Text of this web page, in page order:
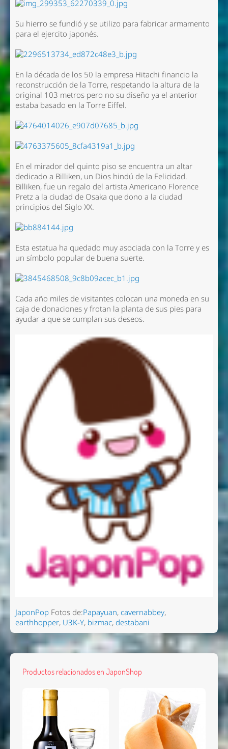
Su hierro se fundió y se utilizo para fabricar armamento
para el ejercito japonés.
En la década de los 50 la empresa Hitachi financio la
reconstrucción de la Torre, respetando la altura de la
original 103 metros pero no su diseño ya el anterior
estaba basado en la Torre Eiffel.
En el mirador del quinto piso se encuentra un altar
dedicado a Billiken, un Dios hindú de la Felicidad.
Billiken, fue un regalo del artista Americano Florence
Pretz a la ciudad de Osaka que dono a la ciudad
principios del Siglo XX.
Esta estatua ha quedado muy asociada con la Torre y es
un símbolo popular de buena suerte.
Cada año miles de visitantes colocan una moneda en su
caja de donaciones y frotan la planta de sus pies para
ayudar a que se cumplan sus deseos.
JaponPopFotos de:Papayuan,cavernabbey,
earthhopper, U3K-Y, bizmac, destabani
Productos relacionados en JaponShop